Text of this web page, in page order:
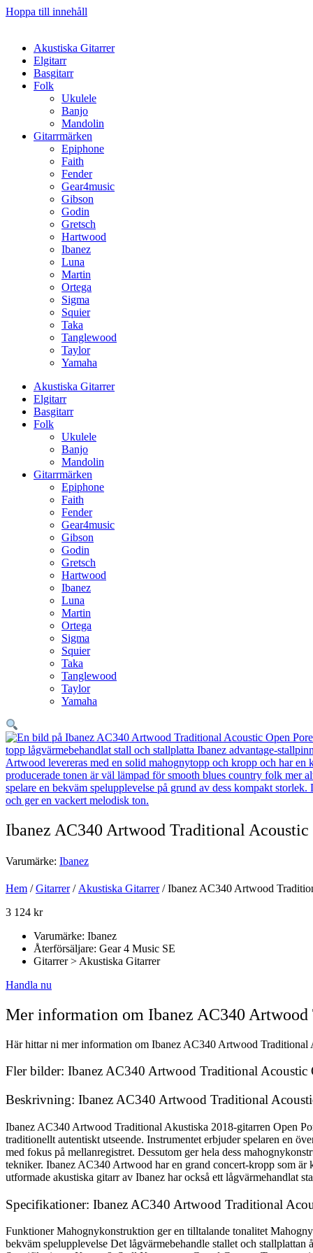
Hoppa till innehåll
Akustiska Gitarrer
Elgitarr
Basgitarr
Folk
Ukulele
Banjo
Mandolin
Gitarrmärken
Epiphone
Faith
Fender
Gear4music
Gibson
Godin
Gretsch
Hartwood
Ibanez
Luna
Martin
Ortega
Sigma
Squier
Taka
Tanglewood
Taylor
Yamaha
Akustiska Gitarrer
Elgitarr
Basgitarr
Folk
Ukulele
Banjo
Mandolin
Gitarrmärken
Epiphone
Faith
Fender
Gear4music
Gibson
Godin
Gretsch
Hartwood
Ibanez
Luna
Martin
Ortega
Sigma
Squier
Taka
Tanglewood
Taylor
Yamaha
Ibanez AC340 Artwood Traditional Acoustic
Varumärke: Ibanez
Hem /Gitarrer/ Akustiska Gitarrer/ Ibanez AC340 Artwood
3 124 kr
Varumärke: Ibanez
Återförsäljare: Gear 4 Music SE
Gitarrer > Akustiska Gitarrer
Handla nu
Mer information om Ibanez AC340
Här hittar ni mer information om Ibanez AC340 Artwood
Fler bilder: Ibanez AC340 Artwood Traditional Acoustic
Beskrivning: Ibanez AC340 Artwood Traditional
Ibanez AC340 Artwood Traditional Akustiska 2018-gitarren Open
traditionellt autentiskt utseende. Instrumentet erbjuder spelaren en
med fokus på mellanregistret. Dessutom ger hela dess
tekniker. Ibanez AC340 Artwood har en grand concert-kropp som är
utformade akustiska gitarr av Ibanez har också ett lågvärmehandlat
Specifikationer: Ibanez AC340 Artwood Traditional
Funktioner Mahognykonstruktion ger en tilltalande tonalitet
bekväm spelupplevelse Det lågvärmebehandle stallet och